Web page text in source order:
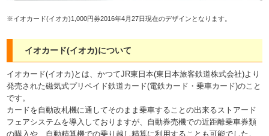
※イオカード(イオカ)1,000円券2016年4月27日現在のデザインとなります。
イオカード(イオカ)について
イオカード(イオカ)とは、かつてJR東日本(東日本旅客鉄道株式会社)より
発売された磁気式プリペイド鉄道カード(電鉄カード・乗車カード)のこと
です。
カードを自動改札機に通してそのまま乗車することの出来るストアード
フェアシステムを導入しておりますが、自動券売機での近距離乗車券類